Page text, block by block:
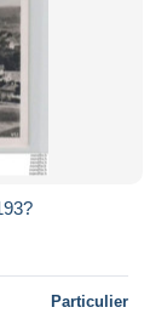
Particulier